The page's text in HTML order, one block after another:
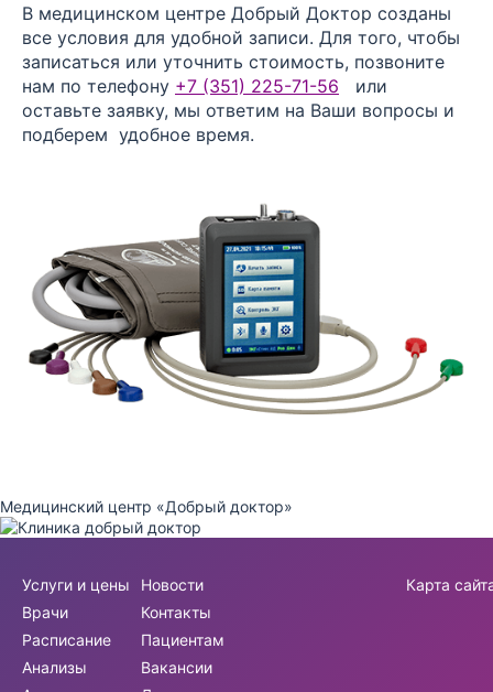
В медицинском центре Добрый Доктор созданы
все условия для удобной записи. Для того, чтобы
записаться или уточнить стоимость, позвоните
нам по телефону +7 (351) 225-71-56 или
оставьте заявку, мы ответим на Ваши вопросы и
подберем удобное время.
Медицинский центр «Добрый доктор»
Услуги и цены
Врачи
Расписание
Анализы
Новости
Контакты
Пациентам
Вакансии
Карта